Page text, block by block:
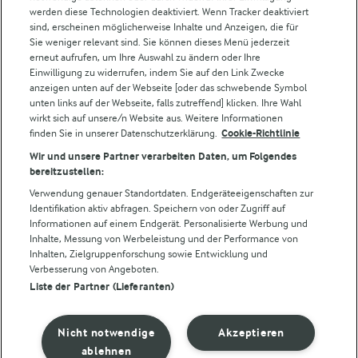
Castello
Lurpak
Arla Pro
Für unsere Landwirt:innen
Folge uns!
Cookie Wahl wieder öffnen
Datenschutzbestimmungen
werden diese Technologien deaktiviert. Wenn Tracker deaktiviert
sind, erscheinen möglicherweise Inhalte und Anzeigen, die für
Sie weniger relevant sind. Sie können dieses Menü jederzeit
erneut aufrufen, um Ihre Auswahl zu ändern oder Ihre
Einwilligung zu widerrufen, indem Sie auf den Link Zwecke
anzeigen unten auf der Webseite [oder das schwebende Symbol
unten links auf der Webseite, falls zutreffend] klicken. Ihre Wahl
wirkt sich auf unsere/n Website aus. Weitere Informationen
finden Sie in unserer Datenschutzerklärung. Cookie-Richtlinie
Wir und unsere Partner verarbeiten Daten, um Folgendes
bereitzustellen:
Verwendung genauer Standortdaten. Endgeräteeigenschaften zur
Identifikation aktiv abfragen. Speichern von oder Zugriff auf
Informationen auf einem Endgerät. Personalisierte Werbung und
Inhalte, Messung von Werbeleistung und der Performance von
Inhalten, Zielgruppenforschung sowie Entwicklung und
Verbesserung von Angeboten.
Liste der Partner (Lieferanten)
Akzeptieren
Nicht notwendige
ablehnen